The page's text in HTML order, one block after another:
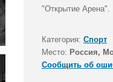
"Открытие
Категория: Спорт
Место: Россия,
Сообщить об